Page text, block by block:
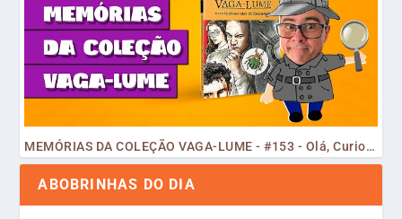
MEMÓRIAS DA COLEÇÃO VAGA-LUME - #153 - Olá, Curiosos! 2023
ABOBRINHAS DO DIA